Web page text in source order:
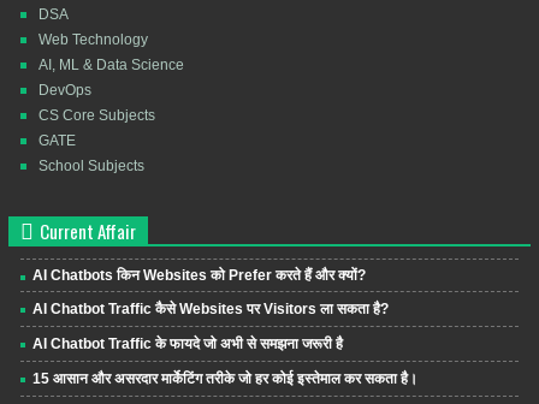
DSA
Web Technology
AI, ML & Data Science
DevOps
CS Core Subjects
GATE
School Subjects
Current Affair
AI Chatbots किन Websites को Prefer करते हैं और क्यों?
AI Chatbot Traffic कैसे Websites पर Visitors ला सकता है?
AI Chatbot Traffic के फायदे जो अभी से समझना जरूरी है
15 आसान और असरदार मार्केटिंग तरीके जो हर कोई इस्तेमाल कर सकता है।